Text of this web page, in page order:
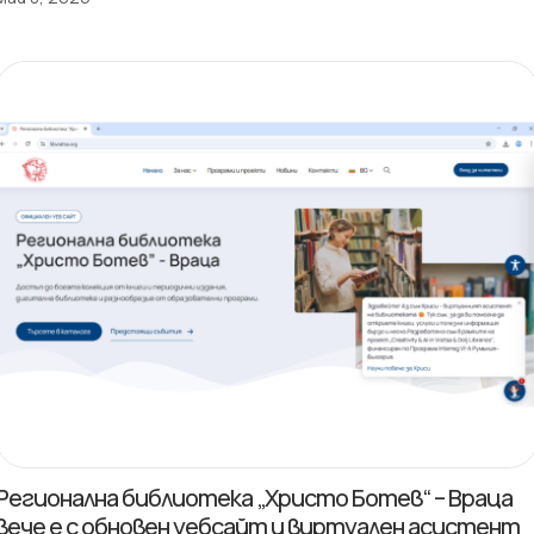
библиотека „Христо Ботев“ – Враца
е с обновен уебсайт и виртуален асистент